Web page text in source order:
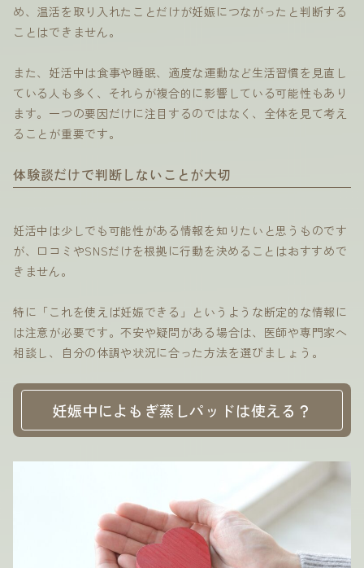
め、温活を取り入れたことだけが妊娠につながったと判断する
ことはできません。
また、妊活中は食事や睡眠、適度な運動など生活習慣を見直し
ている人も多く、それらが複合的に影響している可能性もあり
ます。一つの要因だけに注目するのではなく、全体を見て考え
ることが重要です。
体験談だけで判断しないことが大切
妊活中は少しでも可能性がある情報を知りたいと思うものです
が、口コミやSNSだけを根拠に行動を決めることはおすすめで
きません。
特に「これを使えば妊娠できる」というような断定的な情報に
は注意が必要です。不安や疑問がある場合は、医師や専門家へ
相談し、自分の体調や状況に合った方法を選びましょう。
妊娠中によもぎ蒸しパッドは使える？